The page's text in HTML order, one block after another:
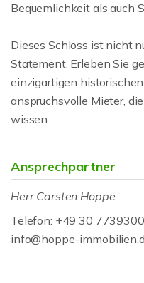
Bequemlichkeit als auch
Dieses Schloss ist nicht
Statement. Erleben Sie
einzigartigen
anspruchsvolle Mieter,
wissen.
Ansprechpartner
Herr Carsten Hoppe
Telefon: +49 30
info@hoppe-